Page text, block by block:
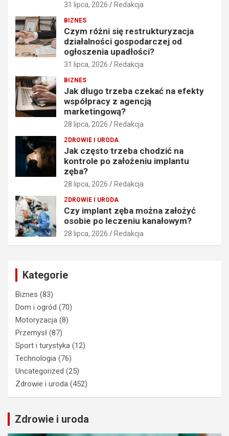
31 lipca, 2026 Redakcja
BIZNES
Czym różni się restrukturyzacja
działalności gospodarczej od
ogłoszenia upadłości?
31 lipca, 2026 Redakcja
BIZNES
Jak długo trzeba czekać na efekty
współpracy z agencją
marketingową?
28 lipca, 2026 Redakcja
ZDROWIE I URODA
Jak często trzeba chodzić na
kontrole po założeniu implantu
zęba?
28 lipca, 2026 Redakcja
ZDROWIE I URODA
Czy implant zęba można założyć
osobie po leczeniu kanałowym?
28 lipca, 2026 Redakcja
Kategorie
Biznes (83)
Dom i ogród (70)
Motoryzacja (8)
Przemysł (87)
Sport i turystyka (12)
Technologia (76)
Uncategorized (25)
Zdrowie i uroda (452)
Zdrowie i uroda